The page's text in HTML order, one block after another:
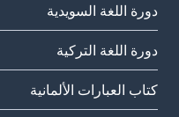
دورة اللغة السويدية
دورة اللغة التركية
كتاب العبارات الألمانية